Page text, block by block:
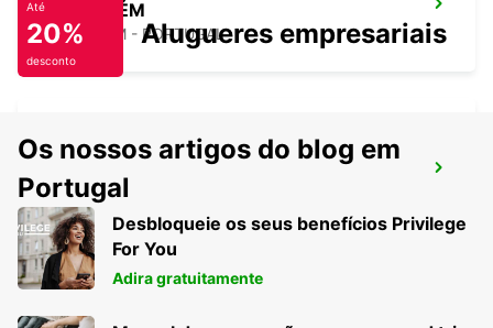
SANTARÉM
SANTAREM - PORTUGAL
TORRES NOVAS
TORRES NOVAS - PORTUGAL
Até
20%
desconto
Alugueres empresariais
Os nossos artigos do blog em
Portugal
Desbloqueie os seus benefícios Privilege
For You
Adira gratuitamente